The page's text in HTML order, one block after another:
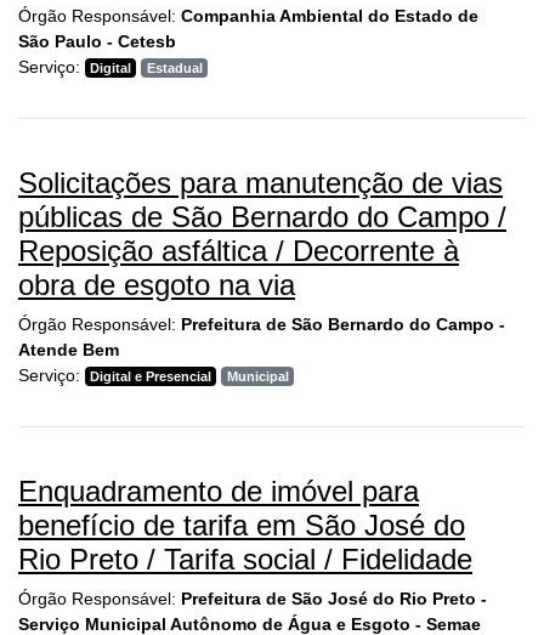
Órgão Responsável: Companhia Ambiental do Estado de
São Paulo - Cetesb
Serviço:
Digital Estadual
Solicitações para manutenção de vias
públicas de São Bernardo do Campo /
Reposição asfáltica / Decorrente à
obra de esgoto na via
Órgão Responsável: Prefeitura de São Bernardo do Campo -
Atende Bem
Serviço:
Digital e Presencial Municipal
Enquadramento de imóvel para
benefício de tarifa em São José do
Rio Preto / Tarifa social / Fidelidade
Órgão Responsável: Prefeitura de São José do Rio Preto -
Serviço Municipal Autônomo de Água e Esgoto - Semae